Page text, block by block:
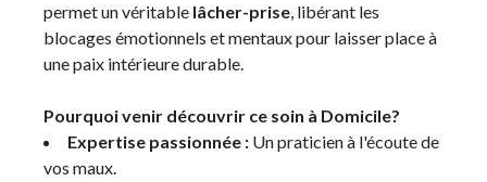
permet un véritable lâcher-prise, libérant les
blocages émotionnels et mentaux pour laisser place à
une paix intérieure durable.
Pourquoi venir découvrir ce soin à Domicile?
Expertise passionnée : Un praticien à l'écoute de
vos maux.